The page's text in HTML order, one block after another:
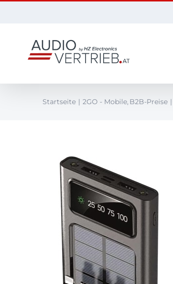
Startseite 2GO - Mobile B2B-Preise